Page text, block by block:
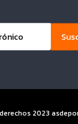
2023